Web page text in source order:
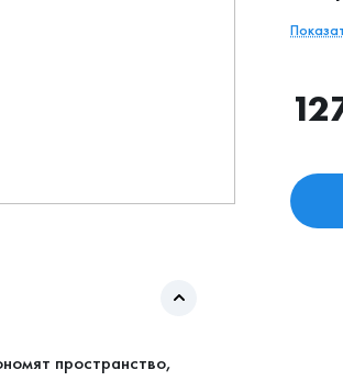
пространство,